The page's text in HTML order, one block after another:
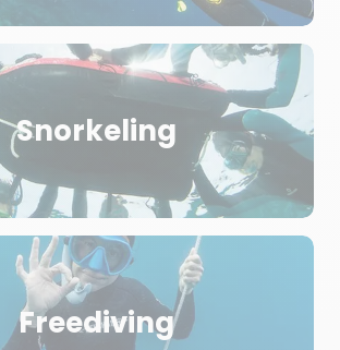
Snorkeling
Freediving